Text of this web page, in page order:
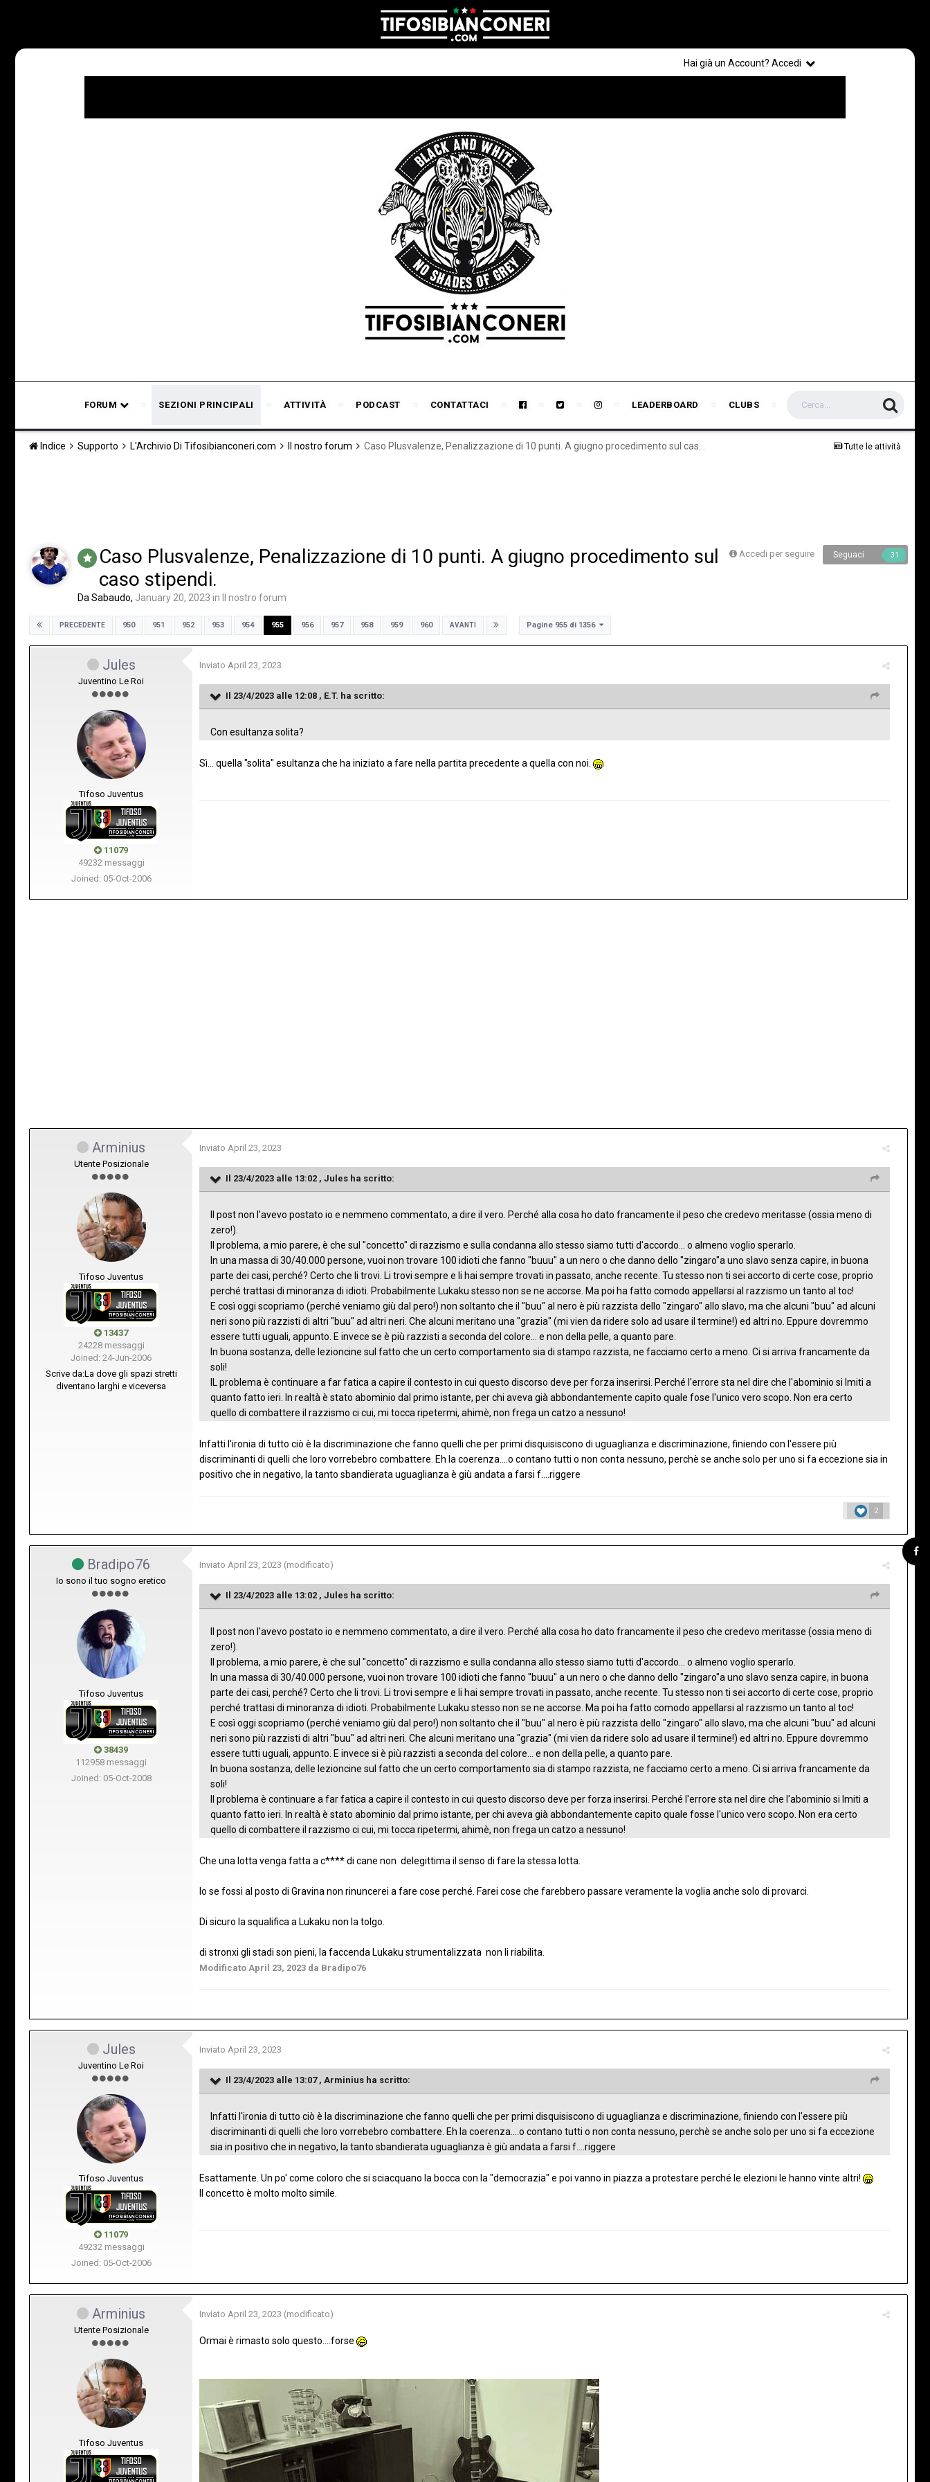
Hai già un Account? Accedi
FORUM SEZIONI PRINCIPALI ATTIVITÀ PODCAST CONTATTACI LEADERBOARD CLUBS
Tutte le attività
Indice Supporto L'Archivio Di Tifosibianconeri.com Il nostro forum
Accedi per seguire Seguaci 31
Caso Plusvalenze, Penalizzazione di 10 punti. A giugno procedimento sul
caso stipendi.
Da Sabaudo, January 20, 2023 in Il nostro forum
PRECEDENTE 950 951 952 953 954 955 956 957 958 959 960 AVANTI Pagine 955 di 1356
Jules
Juventino Le Roi
Tifoso Juventus
11079
49232 messaggi
Joined: 05-Oct-2006
Inviato April 23, 2023
Il 23/4/2023 alle 12:08 , E.T. ha scritto:
Con esultanza solita?
Sì... quella "solita" esultanza che ha iniziato a fare nella partita precedente a quella con noi.
Arminius
Utente Posizionale
Tifoso Juventus
13437
24228 messaggi
Joined: 24-Jun-2006
Scrive da:La dove gli spazi stretti
diventano larghi e viceversa
Inviato April 23, 2023
Il 23/4/2023 alle 13:02 , Jules ha scritto:
Il post non l'avevo postato io e nemmeno commentato, a dire il vero. Perché alla cosa ho dato francamente il peso che credevo meritasse (ossia meno di
zero!).
Il problema, a mio parere, è che sul "concetto" di razzismo e sulla condanna allo stesso siamo tutti d'accordo... o almeno voglio sperarlo.
In una massa di 30/40.000 persone, vuoi non trovare 100 idioti che fanno "buuu" a un nero o che danno dello "zingaro"a uno slavo senza capire, in buona
parte dei casi, perché? Certo che li trovi. Li trovi sempre e li hai sempre trovati in passato, anche recente. Tu stesso non ti sei accorto di certe cose, proprio
perché trattasi di minoranza di idioti. Probabilmente Lukaku stesso non se ne accorse. Ma poi ha fatto comodo appellarsi al razzismo un tanto al toc!
E così oggi scopriamo (perché veniamo giù dal pero!) non soltanto che il "buu" al nero è più razzista dello "zingaro" allo slavo, ma che alcuni "buu" ad alcuni
neri sono più razzisti di altri "buu" ad altri neri. Che alcuni meritano una "grazia" (mi vien da ridere solo ad usare il termine!) ed altri no. Eppure dovremmo
essere tutti uguali, appunto. E invece se è più razzisti a seconda del colore... e non della pelle, a quanto pare.
In buona sostanza, delle lezioncine sul fatto che un certo comportamento sia di stampo razzista, ne facciamo certo a meno. Ci si arriva francamente da
soli!
IL problema è continuare a far fatica a capire il contesto in cui questo discorso deve per forza inserirsi. Perché l'errore sta nel dire che l'abominio si lmiti a
quanto fatto ieri. In realtà è stato abominio dal primo istante, per chi aveva già abbondantemente capito quale fose l'unico vero scopo. Non era certo
quello di combattere il razzismo ci cui, mi tocca ripetermi, ahimè, non frega un catzo a nessuno!
Infatti l'ironia di tutto ciò è la discriminazione che fanno quelli che per primi disquisiscono di uguaglianza e discriminazione, finiendo con l'essere più
discriminanti di quelli che loro vorrebebro combattere. Eh la coerenza....o contano tutti o non conta nessuno, perchè se anche solo per uno si fa eccezione sia in
positivo che in negativo, la tanto sbandierata uguaglianza è giù andata a farsi f....riggere
2
Bradipo76
Io sono il tuo sogno eretico
Tifoso Juventus
38439
112958 messaggi
Joined: 05-Oct-2008
Inviato April 23, 2023 (modificato)
Il 23/4/2023 alle 13:02 , Jules ha scritto:
Il post non l'avevo postato io e nemmeno commentato, a dire il vero. Perché alla cosa ho dato francamente il peso che credevo meritasse (ossia meno di
zero!).
Il problema, a mio parere, è che sul "concetto" di razzismo e sulla condanna allo stesso siamo tutti d'accordo... o almeno voglio sperarlo.
In una massa di 30/40.000 persone, vuoi non trovare 100 idioti che fanno "buuu" a un nero o che danno dello "zingaro"a uno slavo senza capire, in buona
parte dei casi, perché? Certo che li trovi. Li trovi sempre e li hai sempre trovati in passato, anche recente. Tu stesso non ti sei accorto di certe cose, proprio
perché trattasi di minoranza di idioti. Probabilmente Lukaku stesso non se ne accorse. Ma poi ha fatto comodo appellarsi al razzismo un tanto al toc!
E così oggi scopriamo (perché veniamo giù dal pero!) non soltanto che il "buu" al nero è più razzista dello "zingaro" allo slavo, ma che alcuni "buu" ad alcuni
neri sono più razzisti di altri "buu" ad altri neri. Che alcuni meritano una "grazia" (mi vien da ridere solo ad usare il termine!) ed altri no. Eppure dovremmo
essere tutti uguali, appunto. E invece si è più razzisti a seconda del colore... e non della pelle, a quanto pare.
In buona sostanza, delle lezioncine sul fatto che un certo comportamento sia di stampo razzista, ne facciamo certo a meno. Ci si arriva francamente da
soli!
Il problema è continuare a far fatica a capire il contesto in cui questo discorso deve per forza inserirsi. Perché l'errore sta nel dire che l'abominio si lmiti a
quanto fatto ieri. In realtà è stato abominio dal primo istante, per chi aveva già abbondantemente capito quale fosse l'unico vero scopo. Non era certo
quello di combattere il razzismo ci cui, mi tocca ripetermi, ahimè, non frega un catzo a nessuno!
Che una lotta venga fatta a c**** di cane non delegittima il senso di fare la stessa lotta.
Io se fossi al posto di Gravina non rinuncerei a fare cose perché. Farei cose che farebbero passare veramente la voglia anche solo di provarci.
Di sicuro la squalifica a Lukaku non la tolgo.
di stronxi gli stadi son pieni, la faccenda Lukaku strumentalizzata non li riabilita.
Modificato April 23, 2023 da Bradipo76
Jules
Juventino Le Roi
Tifoso Juventus
11079
49232 messaggi
Joined: 05-Oct-2006
Inviato April 23, 2023
Il 23/4/2023 alle 13:07 , Arminius ha scritto:
Infatti l'ironia di tutto ciò è la discriminazione che fanno quelli che per primi disquisiscono di uguaglianza e discriminazione, finiendo con l'essere più
discriminanti di quelli che loro vorrebebro combattere. Eh la coerenza....o contano tutti o non conta nessuno, perchè se anche solo per uno si fa eccezione
sia in positivo che in negativo, la tanto sbandierata uguaglianza è giù andata a farsi f....riggere
Esattamente. Un po' come coloro che si sciacquano la bocca con la "democrazia" e poi vanno in piazza a protestare perché le elezioni le hanno vinte altri!
Il concetto è molto molto simile.
Arminius
Utente Posizionale
Tifoso Juventus
Inviato April 23, 2023 (modificato)
Ormai è rimasto solo questo....forse